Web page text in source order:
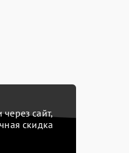
сайт,
скидка